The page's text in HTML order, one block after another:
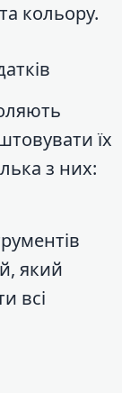
кольору.
їх
з них:
який
всі